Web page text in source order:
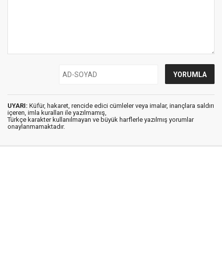
UYARI: Küfür, hakaret, rencide edici cümleler veya imalar, inançlara saldırı
içeren, imla kuralları ile yazılmamış,
Türkçe karakter kullanılmayan ve büyük harflerle yazılmış yorumlar
onaylanmamaktadır.